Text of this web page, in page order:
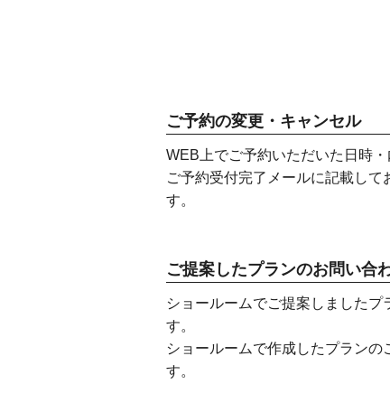
ご予約の変更・キャンセル
WEB上でご予約いただいた日時
ご予約受付完了メールに記載し
す。
ご提案したプランのお問い合
ショールームでご提案しましたプ
す。
ショールームで作成したプランの
す。